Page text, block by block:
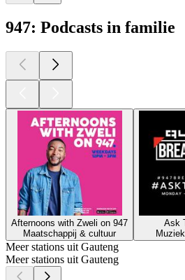
947: Podcasts in familie
Afternoons with Zweli on 947
Maatschappij & cultuur
Ask
Meer stations uit Gauteng
Meer stations uit Gauteng